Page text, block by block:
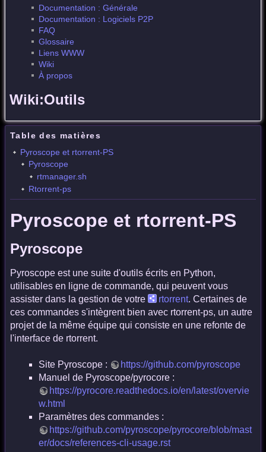
Documentation : Générale
Documentation : Logiciels P2P
FAQ
Glossaire
Liens WWW
Wiki
À propos
Wiki:Outils
Table des matières
Pyroscope et rtorrent-PS
Pyroscope
rtmanager.sh
Rtorrent-ps
Pyroscope et rtorrent-PS
Pyroscope
Pyroscope est une suite d'outils écrits en Python,
utilisables en ligne de commande, qui peuvent vous
assister dans la gestion de votre
rtorrent. Certaines de
ces commandes s'intègrent bien avec rtorrent-ps, un autre
projet de la même équipe qui consiste en une refonte de
l'interface de rtorrent.
Site Pyroscope :
https://github.com/pyroscope
Manuel de Pyroscope/pyrocore :
https://pyrocore.readthedocs.io/en/latest/overvie
w.html
Paramètres des commandes :
https://github.com/pyroscope/pyrocore/blob/mast
er/docs/references-cli-usage.rst